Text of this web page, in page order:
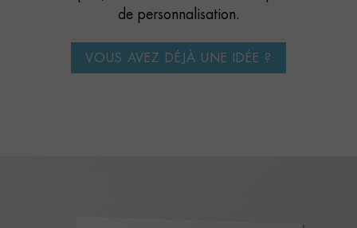
de personnalisation.
VOUS AVEZ DÉJÀ UNE IDÉE ?